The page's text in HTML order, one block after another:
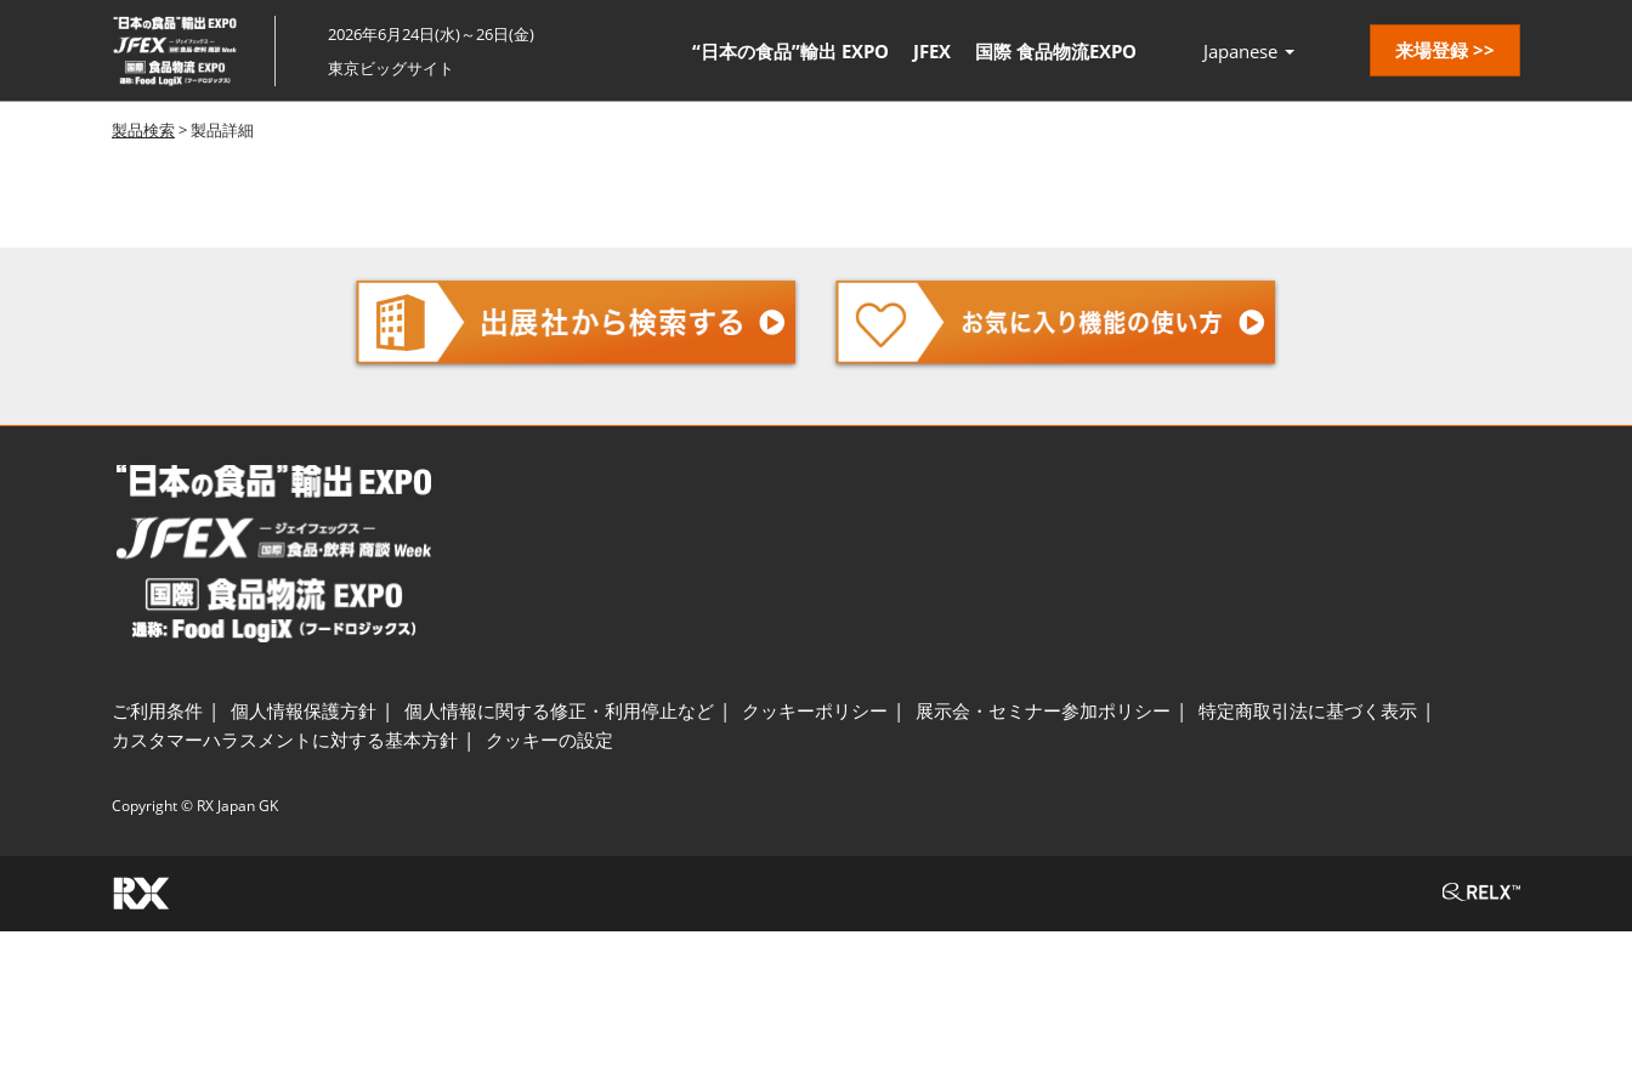
ス
キ
ッ
プ
し
2026年6月24日(水)～26日(金)
東京ビッグサイト
“日本の食品”輸出 EXPO JFEX 国際 食品物流EXPO Japanese 来場登録 >>
製品検索> 製品詳細
ご利用条件 個人情報保護方針 個人情報に関する修正・利用停止など クッキーポリシー 展示会・セミナー参加ポリシー
特定商取引法に基づく表示
カスタマーハラスメントに対する基本方針
クッキーの設定
Copyright © RX Japan GK